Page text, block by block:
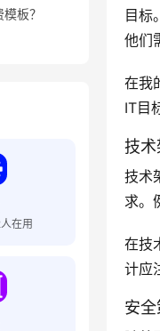
目标
他们
在我
IT目
技
技术
求。
在技
计应
安
板？
人在用